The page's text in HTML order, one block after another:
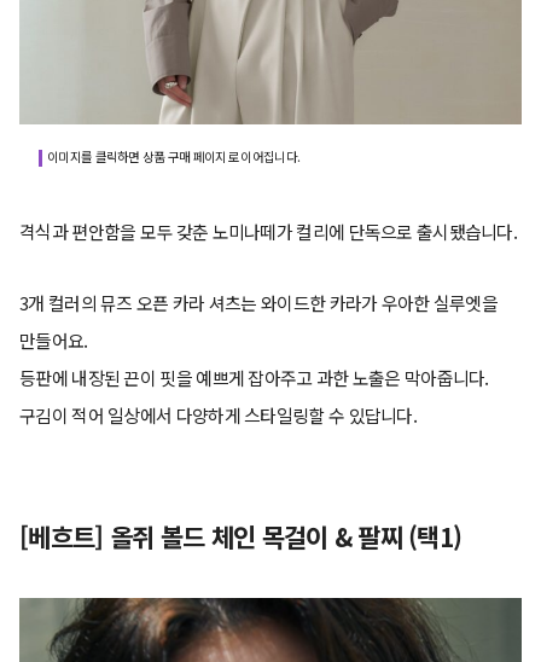
이미지를 클릭하면 상품 구매 페이지로 이어집니다.
격식과 편안함을 모두 갖춘 노미나떼가 컬리에 단독으로 출시됐습니다.
3개 컬러의 뮤즈 오픈 카라 셔츠는 와이드한 카라가 우아한 실루엣을
만들어요.
등판에 내장된 끈이 핏을 예쁘게 잡아주고 과한 노출은 막아줍니다.
구김이 적어 일상에서 다양하게 스타일링할 수 있답니다.
[베흐트] 올쥐 볼드 체인 목걸이 & 팔찌 (택1)